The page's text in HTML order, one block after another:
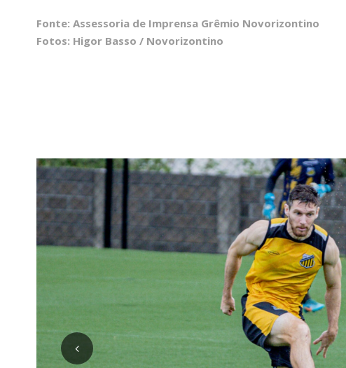
Fonte: Assessoria de Imprensa Grêmio Novorizontino
Fotos: Higor Basso / Novorizontino